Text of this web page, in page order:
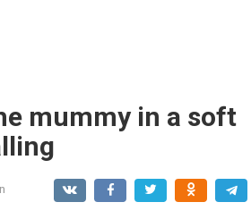
mummy in a soft